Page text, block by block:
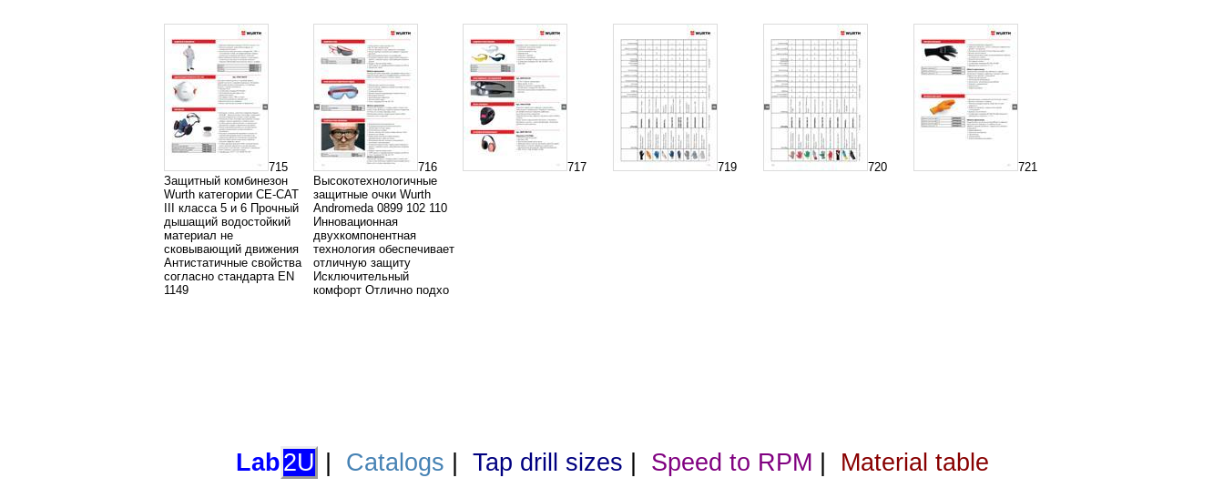
715
Защитный комбинезон
Wurth категории CE-CAT
III класса 5 и 6 Прочный
дышащий водостойкий
материал не
сковывающий движения
Антистатичные свойства
согласно стандарта EN
1149
716
Высокотехнологичные
защитные очки Wurth
Andromeda 0899 102 110
Инновационная
двухкомпонентная
технология обеспечивает
отличную защиту
Исключительный
комфорт Отлично подхо
717 719 720 721
Lab2U Catalogs Tap drill sizes Speed to RPM Material table